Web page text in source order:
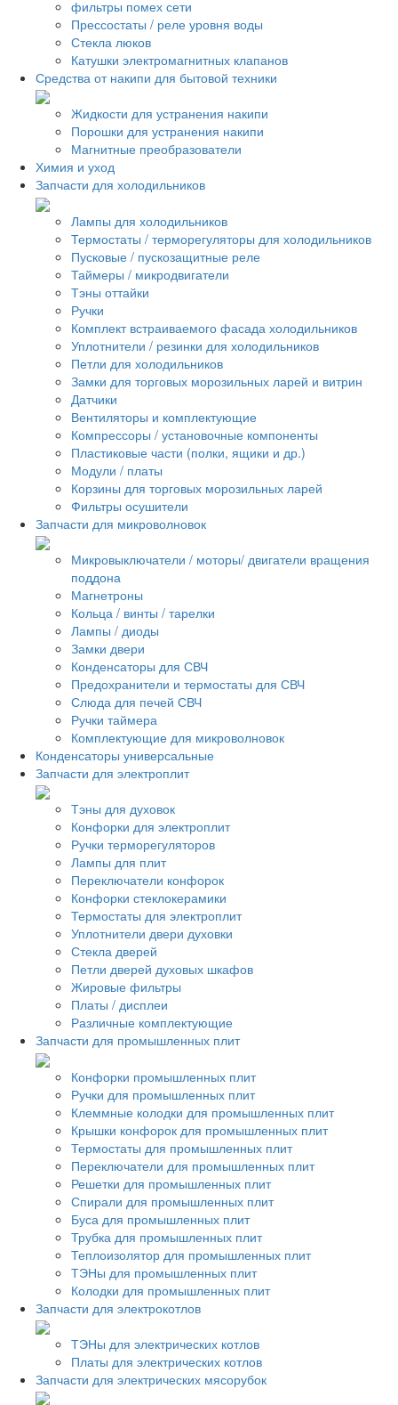
фильтры помех сети
Прессостаты / реле уровня воды
Стекла люков
Катушки электромагнитных клапанов
Средства от накипи для бытовой техники
Жидкости для устранения накипи
Порошки для устранения накипи
Магнитные преобразователи
Химия и уход
Запчасти для холодильников
Лампы для холодильников
Термостаты / терморегуляторы для холодильников
Пусковые / пускозащитные реле
Таймеры / микродвигатели
Тэны оттайки
Ручки
Комплект встраиваемого фасада холодильников
Уплотнители / резинки для холодильников
Петли для холодильников
Замки для торговых морозильных ларей и витрин
Датчики
Вентиляторы и комплектующие
Компрессоры / установочные компоненты
Пластиковые части (полки, ящики и др.)
Модули / платы
Корзины для торговых морозильных ларей
Фильтры осушители
Запчасти для микроволновок
Микровыключатели / моторы/ двигатели вращения
поддона
Магнетроны
Кольца / винты / тарелки
Лампы / диоды
Замки двери
Конденсаторы для СВЧ
Предохранители и термостаты для СВЧ
Слюда для печей СВЧ
Ручки таймера
Комплектующие для микроволновок
Конденсаторы универсальные
Запчасти для электроплит
Тэны для духовок
Конфорки для электроплит
Ручки терморегуляторов
Лампы для плит
Переключатели конфорок
Конфорки стеклокерамики
Термостаты для электроплит
Уплотнители двери духовки
Стекла дверей
Петли дверей духовых шкафов
Жировые фильтры
Платы / дисплеи
Различные комплектующие
Запчасти для промышленных плит
Конфорки промышленных плит
Ручки для промышленных плит
Клеммные колодки для промышленных плит
Крышки конфорок для промышленных плит
Термостаты для промышленных плит
Переключатели для промышленных плит
Решетки для промышленных плит
Спирали для промышленных плит
Буса для промышленных плит
Трубка для промышленных плит
Теплоизолятор для промышленных плит
ТЭНы для промышленных плит
Колодки для промышленных плит
Запчасти для электрокотлов
ТЭНы для электрических котлов
Платы для электрических котлов
Запчасти для электрических мясорубок